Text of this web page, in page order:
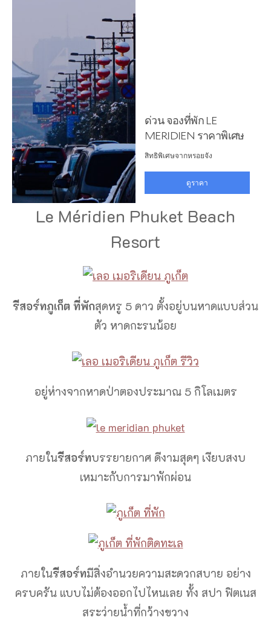
Le Méridien Phuket Beach
Resort
รีสอร์ทภูเก็ต ที่พักสุดหรู 5 ดาว ตั้งอยู่บนหาดแบบส่วน
ตัว หาดกะรนน้อย
อยู่ห่างจากหาดป่าตองประมาณ 5 กิโลเมตร
ภายในรีสอร์ทบรรยายกาศ ดีงามสุดๆ เงียบสงบ
เหมาะกับการมาพักผ่อน
ภายในรีสอร์ทมีสิ่งอำนวยความสะดวกสบาย อย่าง
ครบครัน แบบไม่ต้องออกไปไหนเลย ทั้ง สปา ฟิตเนส
สระว่ายน้ำที่กว้างขวาง